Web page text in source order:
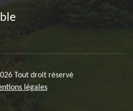
Tout droit réservé
légales